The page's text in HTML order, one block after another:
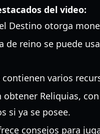
del video:
Destino otorga
de reino se puede
contienen varios
obtener Reliquias,
si ya se posee.
consejos para